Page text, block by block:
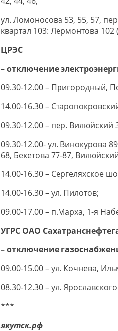
ул. Ломоносова 53, 55, 57,
квартал 103: Лермонтова 102
ЦРЭС
– отключение
09.30-12.00 – Пригородный,
14.00-16.30 –
09.30-12.00 – пер. Вилюйский
09.30-12.00- ул. Винокурова
68, Бекетова 77-87,
14.00-16.30 – Сергеляхское
14.00-16.30 – ул. Пилотов;
09.00-17.00 – п.Марха, 1-я
УГРС ОАО
– отключение
09.00-15.00 – ул. Кочнева,
08.30-12.30 – ул.
***
якутск.рф